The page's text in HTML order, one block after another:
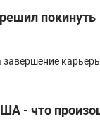
покинуть
завершение
- что